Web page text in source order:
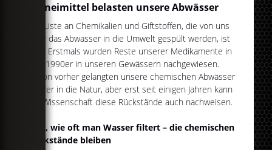
Arzneimittel belasten unsere Abwässer
Die Liste an Chemikalien und Giftstoffen, die von uns
über das Abwasser in die Umwelt gespült werden, ist
lang. Erstmals wurden Reste unserer Medikamente in
den 1990er in unseren Gewässern nachgewiesen.
Schon vorher gelangten unsere chemischen Abwässer
wieder in die Natur, aber erst seit einigen Jahren kann
die Wissenschaft diese Rückstände auch nachweisen.
Egal, wie oft man Wasser filtert – die chemischen
Rückstände bleiben